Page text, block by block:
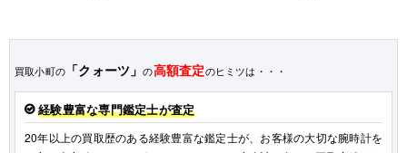
買取小町の 「クォーツ」の高額査定のヒミツは・・・
経験豊富な専門鑑定士が査定
20年以上の買取歴のある経験豊富な鑑定士が、お客様の大切な腕時計を